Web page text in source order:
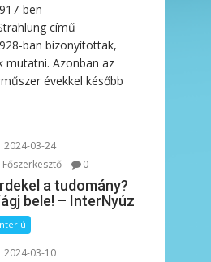
ben
című
ban bizonyítottak,
mutatni. Azonban az
évekkel később
2024-03-24
Főszerkesztő
0
a tudomány?
bele! – InterNyúz
2024-03-10